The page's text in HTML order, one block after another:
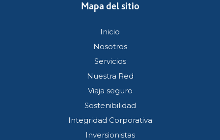
Mapa del sitio
Inicio
Nosotros
Servicios
Nuestra Red
Viaja seguro
Sostenibilidad
Integridad Corporativa
Inversionistas